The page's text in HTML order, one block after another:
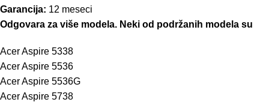
Garancija: 12 meseci
Odgovara za više modela. Neki od podržanih modela su
Acer Aspire 5338
Acer Aspire 5536
Acer Aspire 5536G
Acer Aspire 5738